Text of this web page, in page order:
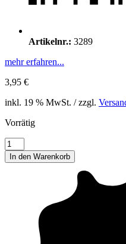
Artikelnr.: 3289
mehr erfahren...
3,95 €
inkl. 19 % MwSt. / zzgl.
Vorrätig
Auto
Aufkleber
-
In den Warenkorb